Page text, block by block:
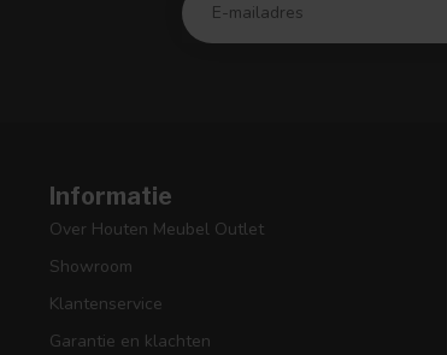
Informatie
Over Houten Meubel Outlet
Showroom
Klantenservice
Garantie en klachten